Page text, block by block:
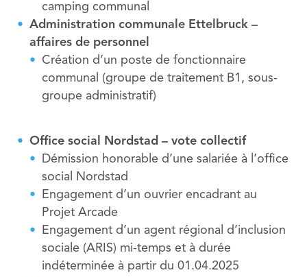
camping communal
Administration communale Ettelbruck –
affaires de personnel
Création d’un poste de fonctionnaire
communal (groupe de traitement B1, sous-
groupe administratif)
Office social Nordstad – vote collectif
Démission honorable d’une salariée à l’office
social Nordstad
Engagement d’un ouvrier encadrant au
Projet Arcade
Engagement d’un agent régional d’inclusion
sociale (ARIS) mi-temps et à durée
indéterminée à partir du 01.04.2025